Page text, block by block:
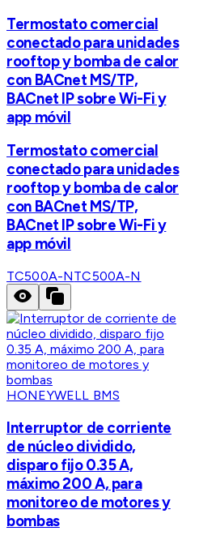
Termostato comercial
conectado para unidades
rooftop y bomba de calor
con BACnet MS/TP,
BACnet IP sobre Wi-Fi y
app móvil
Termostato comercial
conectado para unidades
rooftop y bomba de calor
con BACnet MS/TP,
BACnet IP sobre Wi-Fi y
app móvil
TC500A-NTC500A-N
HONEYWELL BMS
Interruptor de corriente
de núcleo dividido,
disparo fijo 0.35 A,
máximo 200 A, para
monitoreo de motores y
bombas